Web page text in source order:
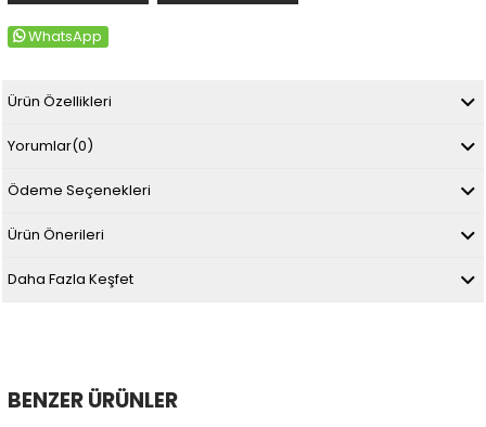
WhatsApp
Ürün Özellikleri
Yorumlar(0)
Ödeme Seçenekleri
Ürün Önerileri
Daha Fazla Keşfet
BENZER ÜRÜNLER